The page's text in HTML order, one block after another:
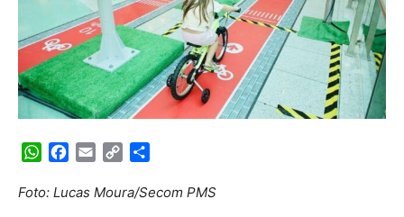
WhatsApp
Facebook
Email Copy
Foto: Lucas Moura/Secom PMS